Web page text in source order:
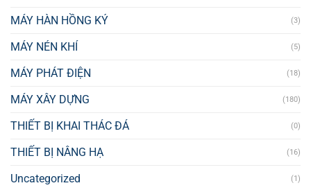
MÁY HÀN HỒNG KÝ (3)
MÁY NÉN KHÍ (5)
MÁY PHÁT ĐIỆN (18)
MÁY XÂY DỰNG (180)
THIẾT BỊ KHAI THÁC ĐÁ (0)
THIẾT BỊ NÂNG HẠ (16)
Uncategorized (1)